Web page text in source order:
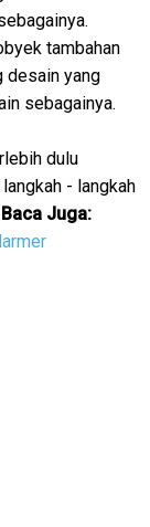
tambahan
desain yang
sebagainya.
dulu
- langkah
Baca Juga: